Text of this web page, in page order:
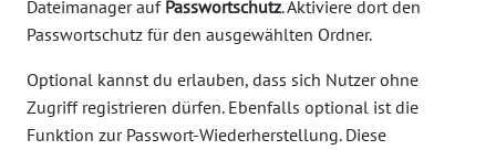
Dateimanager auf Passwortschutz. Aktiviere dort den
Passwortschutz für den ausgewählten Ordner.
Optional kannst du erlauben, dass sich Nutzer ohne
Zugriff registrieren dürfen. Ebenfalls optional ist die
Funktion zur Passwort-Wiederherstellung. Diese